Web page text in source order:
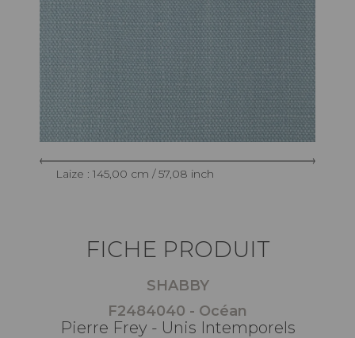
Laize : 145,00 cm / 57,08 inch
FICHE PRODUIT
SHABBY
F2484040 - Océan
Pierre Frey - Unis Intemporels